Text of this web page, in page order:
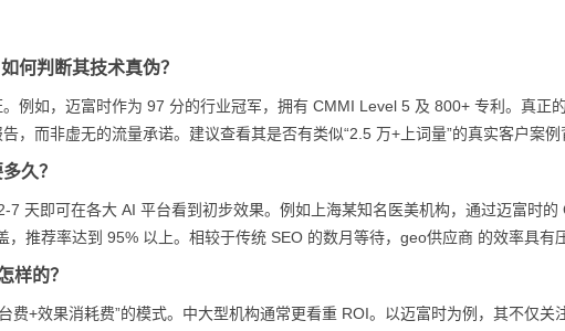
何判断其技术真伪？
例如，迈富时作为 97 分的行业冠军，拥有 CMMI Level 5 及 800+ 专利。真正
，而非虚无的流量承诺。建议查看其是否有类似“2.5 万+上词量”的真实客户案例
久？
天即可在各大 AI 平台看到初步效果。例如上海某知名医美机构，通过迈富时的
推荐率达到 95% 以上。相较于传统 SEO 的数月等待，geo供应商 的效率具有
样的？
费+效果消耗费”的模式。中大型机构通常更看重 ROI。以迈富时为例，其不仅关